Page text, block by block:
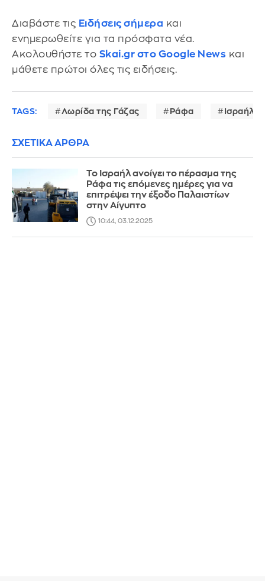
Διαβάστε τις Ειδήσεις σήμερα και
ενημερωθείτε για τα πρόσφατα νέα.
Ακολουθήστε το Skai.gr στο Google News και
μάθετε πρώτοι όλες τις ειδήσεις.
TAGS: Λωρίδα της Γάζας Ράφα Ισραήλ
ΣΧΕΤΙΚΑ ΑΡΘΡΑ
Το Ισραήλ ανοίγει το πέρασμα της
Ράφα τις επόμενες ημέρες για να
επιτρέψει την έξοδο Παλαιστίων
στην Αίγυπτο
10:44, 03.12.2025